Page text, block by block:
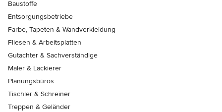
Baustoffe
Entsorgungsbetriebe
Farbe, Tapeten & Wandverkleidung
Fliesen & Arbeitsplatten
Gutachter & Sachverständige
Maler & Lackierer
Planungsbüros
Tischler & Schreiner
Treppen & Geländer